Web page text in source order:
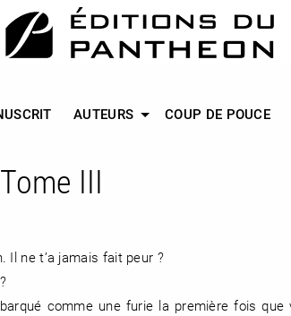
AUTEURS COUP DE POUCE
III
Il ne t’a jamais fait peur ?
comme une furie la première fois